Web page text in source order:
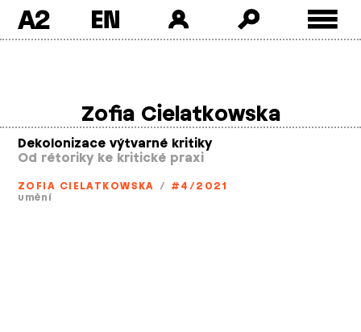
A2
Zofia Cielatkowska
Dekolonizace výtvarné kritiky
Od rétoriky ke kritické praxi
ZOFIA CIELATKOWSKA / #4/2021
umění